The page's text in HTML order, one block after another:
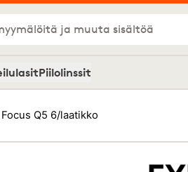
ja muuta sisältöä
Piilolinssit
Q5 6/laatikko